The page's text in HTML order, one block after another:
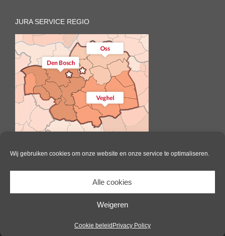
Wij gebruiken cookies om onze website en onze service te optimaliseren.
Alle cookies
Weigeren
Cookie beleid Privacy Policy
JURA SERVICE REGIO
Il Caffè | All Rights Reserved |Website door Pink Raven|Algemene
voorwaarden|